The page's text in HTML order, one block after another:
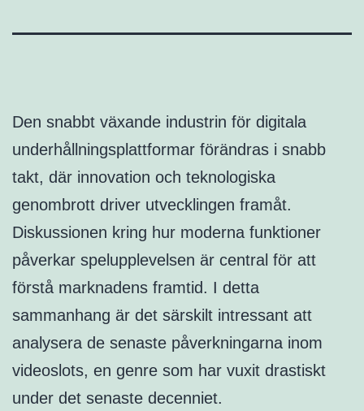
Den snabbt växande industrin för digitala
underhållningsplattformar förändras i snabb
takt, där innovation och teknologiska
genombrott driver utvecklingen framåt.
Diskussionen kring hur moderna funktioner
påverkar spelupplevelsen är central för att
förstå marknadens framtid. I detta
sammanhang är det särskilt intressant att
analysera de senaste påverkningarna inom
videoslots, en genre som har vuxit drastiskt
under det senaste decenniet.